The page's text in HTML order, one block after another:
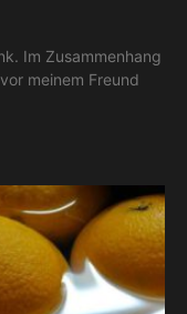
Im Zusammenhang
meinem Freund